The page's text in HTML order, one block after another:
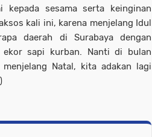
kepada sesama serta keinginan
kali ini, karena menjelang Idul
daerah di Surabaya dengan
ekor sapi kurban. Nanti di bulan
Natal, kita adakan lagi
)